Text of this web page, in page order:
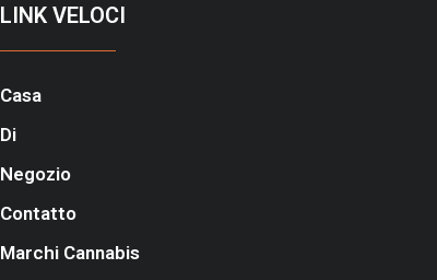
LINK VELOCI
Casa
Di
Negozio
Contatto
Marchi Cannabis